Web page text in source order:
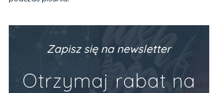
Zapisz się na newsletter
Otrzymaj rabat na